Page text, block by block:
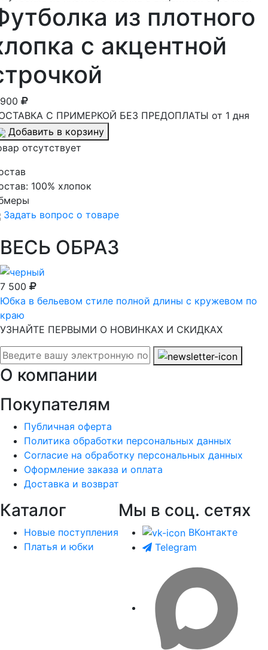
из плотного
с акцентной
С ПРИМЕРКОЙ БЕЗ ПРЕДОПЛАТЫ от 1 дня
Добавить в корзину
отсутствует
100% хлопок
Задать вопрос о товаре
ВЕСЬ ОБРАЗ
7 500
Юбка в бельевом стиле полной длины с кружевом по
краю
УЗНАЙТЕ ПЕРВЫМИ О НОВИНКАХ И СКИДКАХ
О компании
Покупателям
Публичная оферта
Политика обработки персональных данных
Согласие на обработку персональных данных
Оформление заказа и оплата
Доставка и возврат
Каталог
Новые поступления
Платья и юбки
Мы в соц. сетях
ВКонтакте
Telegram